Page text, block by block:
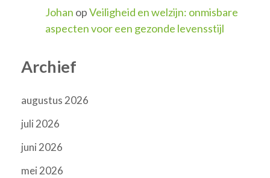
Johan opVeiligheid en welzijn: onmisbare
aspecten voor een gezonde levensstijl
Archief
augustus 2026
juli 2026
juni 2026
mei 2026